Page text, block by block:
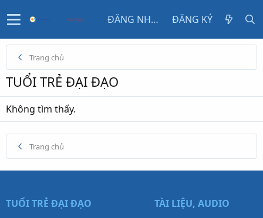
ĐĂNG NHẬP ĐĂNG KÝ
Trang chủ
TUỔI TRẺ ĐẠI ĐẠO
Không tìm thấy.
Trang chủ
TUỔI TRẺ ĐẠI ĐẠO TÀI LIỆU, AUDIO